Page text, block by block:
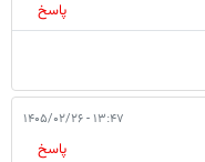
پاسخ
۱۳:۴۷ - ۱۴۰۵/۰۲/۲۶
پاسخ